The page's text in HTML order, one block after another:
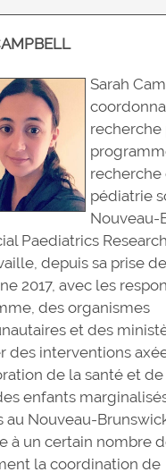
Sarah
recherche
recherche
pédiatrie
Nouveau-
Paediatrics
depuis sa prise
2017, avec les
des organismes
et des
des interventions
de la santé et
enfants
au Nouveau-
à un certain nombre
la coordination de